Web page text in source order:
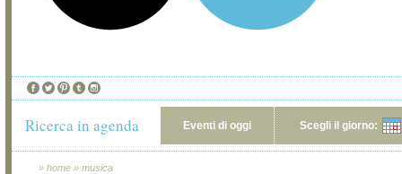
Ricerca in agenda Eventi di oggi Scegli il giorno:
» home » musica